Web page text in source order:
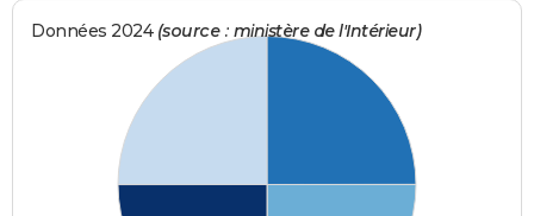
Données 2024 (source : ministère de l'Intérieur)